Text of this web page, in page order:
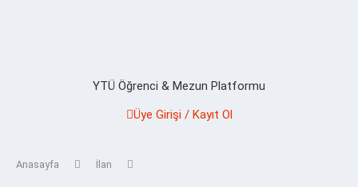
YTÜ Öğrenci & Mezun Platformu
Üye Girişi / Kayıt Ol
Anasayfa İlan